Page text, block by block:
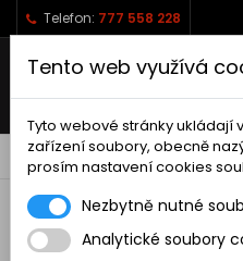
Telefon: 777 558 228
 
RC AUTA
Tento web využívá
Tyto webové stránky ukládají
zařízení soubory, obecně
prosím nastavení cookies
Nezbytně nutné
Analytické soubory